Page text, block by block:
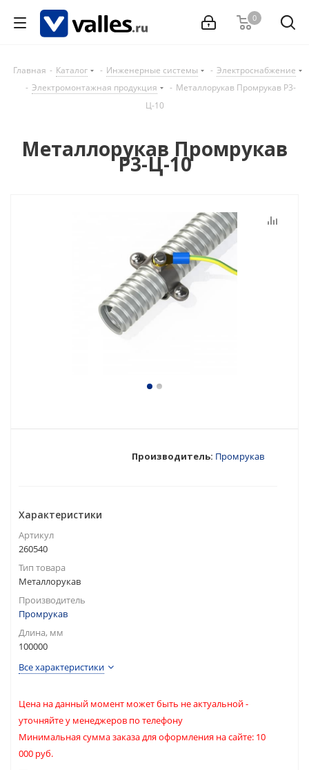
0
Главная - Каталог - Инженерные системы - Электроснабжение
- Электромонтажная продукция - Металлорукав Промрукав Р3-
Ц-10
Металлорукав Промрукав
Р3-Ц-10
Производитель: Промрукав
Характеристики
Артикул
260540
Тип товара
Металлорукав
Производитель
Промрукав
Длина, мм
100000
Все характеристики
Цена на данный момент может быть не актуальной -
уточняйте у менеджеров по телефону
Минимальная сумма заказа для оформления на сайте: 10
000 руб.